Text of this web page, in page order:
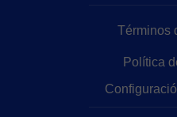
Términos
Política